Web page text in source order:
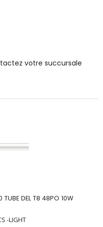
votre succursale
DEL T8 48PO 10W
-LIGHT